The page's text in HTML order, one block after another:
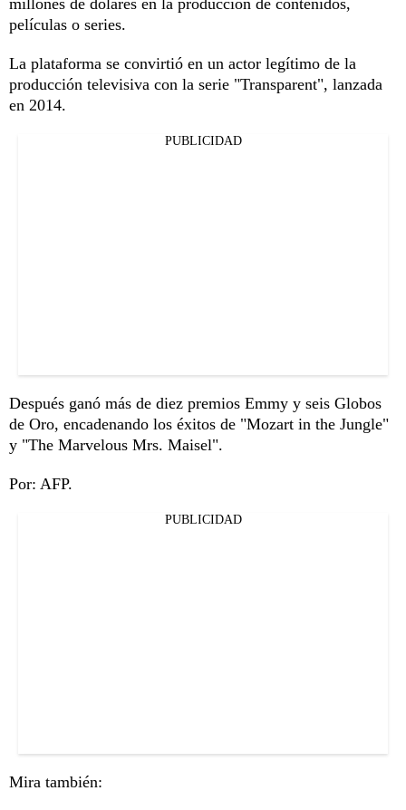
películas o series.
La plataforma se convirtió en un actor legítimo de la
producción televisiva con la serie "Transparent", lanzada
en 2014.
PUBLICIDAD
Después ganó más de diez premios Emmy y seis Globos
de Oro, encadenando los éxitos de "Mozart in the Jungle"
y "The Marvelous Mrs. Maisel".
Por: AFP.
PUBLICIDAD
Mira también: